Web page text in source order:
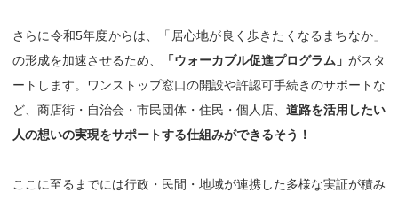
さらに令和5年度からは、「居心地が良く歩きたくなるまちなか」
の形成を加速させるため、
「ウォーカブル促進プログラム」 がスタ
ートします。ワンストップ窓口の開設や許認可手続きのサポートな
ど、商店街・自治会・市民団体・住民・個人店、 道路を活用したい
人の想いの実現をサポートする仕組みができるそう！
ここに至るまでには行政・民間・地域が連携した多様な実証が積み